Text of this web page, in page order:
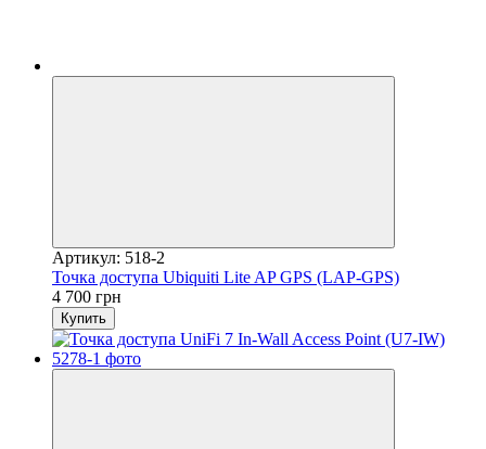
Артикул: 518-2
Точка доступа Ubiquiti Lite AP GPS (LAP-GPS)
4 700 грн
Купить